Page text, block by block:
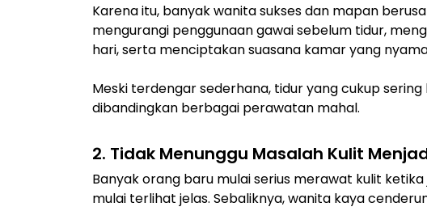
Karena itu, banyak wanita sukses dan mapan
mengurangi penggunaan gawai sebelum tidur,
hari, serta menciptakan suasana kamar yang
Meski terdengar sederhana, tidur yang cukup
dibandingkan berbagai perawatan mahal.
2. Tidak Menunggu Masalah Kulit
Banyak orang baru mulai serius merawat kulit
mulai terlihat jelas. Sebaliknya, wanita kaya